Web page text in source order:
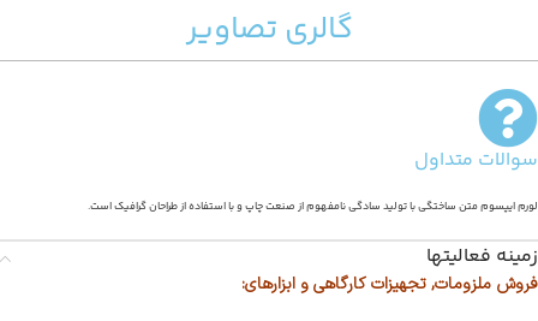
گالری تصاویر
سوالات متداول
لورم ایپسوم متن ساختگی با تولید سادگی نامفهوم از صنعت چاپ و با استفاده از طراحان گرافیک است.
زمینه فعالیتها
فروش ملزومات, تجهیزات کارگاهی و ابزارهای: